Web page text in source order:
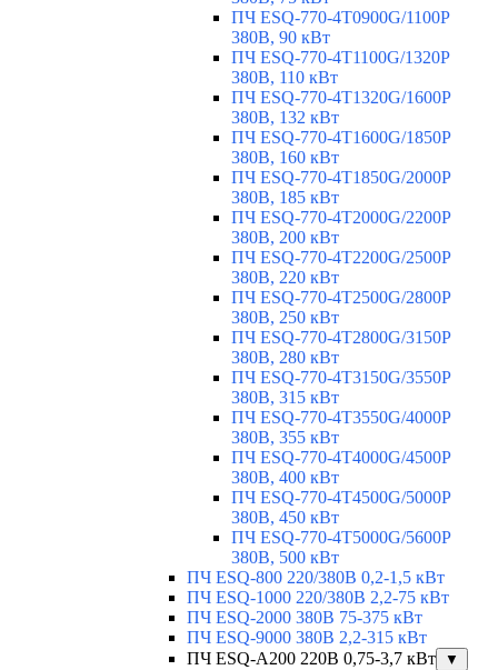
ПЧ ESQ-770-4T0900G/1100P
380В, 90 кВт
ПЧ ESQ-770-4T1100G/1320P
380В, 110 кВт
ПЧ ESQ-770-4T1320G/1600P
380В, 132 кВт
ПЧ ESQ-770-4T1600G/1850P
380В, 160 кВт
ПЧ ESQ-770-4T1850G/2000P
380В, 185 кВт
ПЧ ESQ-770-4T2000G/2200P
380В, 200 кВт
ПЧ ESQ-770-4T2200G/2500P
380В, 220 кВт
ПЧ ESQ-770-4T2500G/2800P
380В, 250 кВт
ПЧ ESQ-770-4T2800G/3150P
380В, 280 кВт
ПЧ ESQ-770-4T3150G/3550P
380В, 315 кВт
ПЧ ESQ-770-4T3550G/4000P
380В, 355 кВт
ПЧ ESQ-770-4T4000G/4500P
380В, 400 кВт
ПЧ ESQ-770-4T4500G/5000P
380В, 450 кВт
ПЧ ESQ-770-4T5000G/5600P
380В, 500 кВт
ПЧ ESQ-800 220/380В 0,2-1,5 кВт
ПЧ ESQ-1000 220/380В 2,2-75 кВт
ПЧ ESQ-2000 380В 75-375 кВт
ПЧ ESQ-9000 380В 2,2-315 кВт
ПЧ ESQ-A200 220В 0,75-3,7 кВт
▼